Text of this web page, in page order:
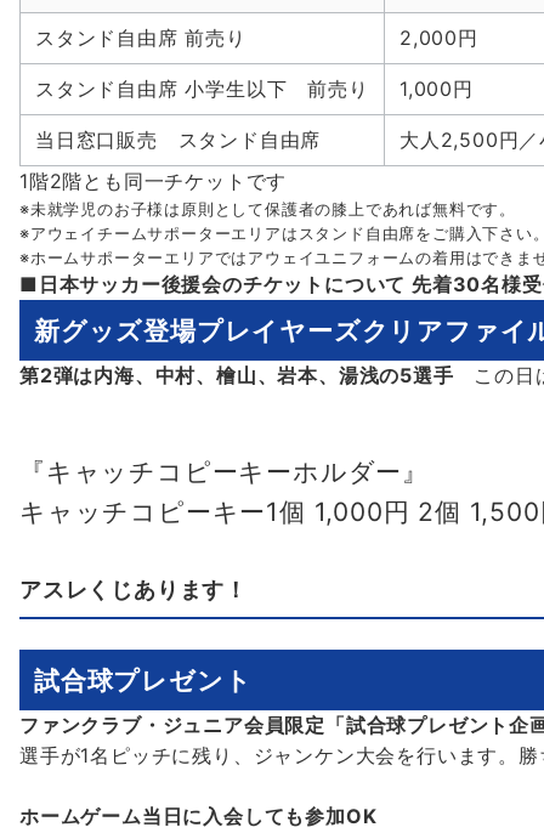
スタンド自由席 前売り 2,000円
スタンド自由席 小学生以下 前売り 1,000円
当日窓口販売 スタンド自由席
大人2,500円
1階2階とも同一チケットです
※未就学児のお子様は原則として保護者の膝上であれば無料です。
※アウェイチームサポーターエリアはスタンド自由席をご購入下さい
※ホームサポーターエリアではアウェイユニフォームの着用はできま
■日本サッカー後援会のチケットについて 先着30名様
新グッズ登場プレイヤーズクリアファイ
第2弾は内海、中村、檜山、岩本、湯浅の5選手 この日
『キャッチコピーキーホルダー』
キャッチコピーキー1個 1,000円 2個
アスレくじあります！
試合球プレゼント
ファンクラブ・ジュニア会員限定「試合球プレゼント企
選手が1名ピッチに残り、ジャンケン大会を行います。
ホームゲーム当日に入会しても参加OK